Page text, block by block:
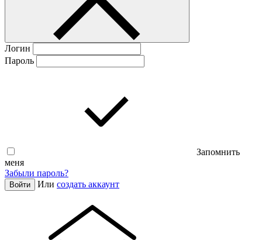
Логин
Пароль
Запомнить
меня
Забыли пароль?
Войти Или создать аккаунт